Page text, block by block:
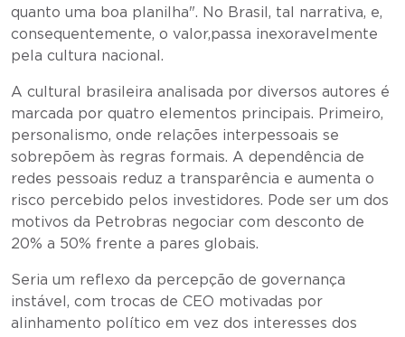
quanto uma boa planilha". No Brasil, tal narrativa, e,
consequentemente, o valor,passa inexoravelmente
pela cultura nacional.
A cultural brasileira analisada por diversos autores é
marcada por quatro elementos principais. Primeiro,
personalismo, onde relações interpessoais se
sobrepõem às regras formais. A dependência de
redes pessoais reduz a transparência e aumenta o
risco percebido pelos investidores. Pode ser um dos
motivos da Petrobras negociar com desconto de
20% a 50% frente a pares globais.
Seria um reflexo da percepção de governança
instável, com trocas de CEO motivadas por
alinhamento político em vez dos interesses dos